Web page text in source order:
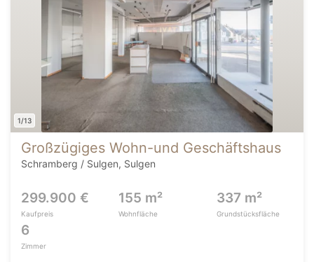
1/13
Großzügiges Wohn-und Geschäftshaus
Schramberg / Sulgen, Sulgen
299.900 €
Kaufpreis
155 m²
Wohnfläche
337 m²
Grundstücksfläche
6
Zimmer